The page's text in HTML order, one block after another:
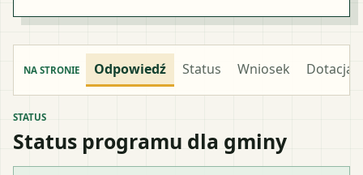
NA STRONIE Odpowiedź Status Wniosek Dotacja
STATUS
Status programu dla gminy